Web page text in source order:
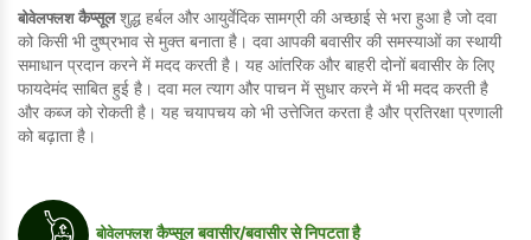
बोवेलफ्लश कैप्सूलशुद्ध हर्बल और आयुर्वेदिक सामग्री की अच्छाई से भरा हुआ है जो दवा
को किसी भी दुष्प्रभाव से मुक्त बनाता है। दवा आपकी बवासीर की समस्याओं का स्थायी
समाधान प्रदान करने में मदद करती है। यह आंतरिक और बाहरी दोनों बवासीर के लिए
फायदेमंद साबित हुई है। दवा मल त्याग और पाचन में सुधार करने में भी मदद करती है
और कब्ज को रोकती है। यह चयापचय को भी उत्तेजित करता है और प्रतिरक्षा प्रणाली
को बढ़ाता है।
बोवेलफ्लश कैप्सूलबवासीर/बवासीर से निपटता है